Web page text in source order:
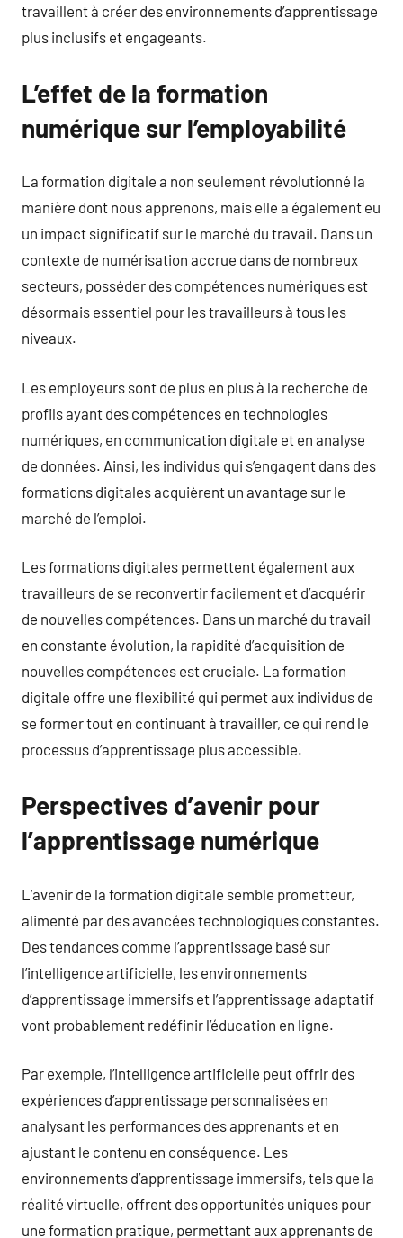
travaillent à créer des environnements d’apprentissage
plus inclusifs et engageants.
L’effet de la formation
numérique sur l’employabilité
La formation digitale a non seulement révolutionné la
manière dont nous apprenons, mais elle a également eu
un impact significatif sur le marché du travail. Dans un
contexte de numérisation accrue dans de nombreux
secteurs, posséder des compétences numériques est
désormais essentiel pour les travailleurs à tous les
niveaux.
Les employeurs sont de plus en plus à la recherche de
profils ayant des compétences en technologies
numériques, en communication digitale et en analyse
de données. Ainsi, les individus qui s’engagent dans des
formations digitales acquièrent un avantage sur le
marché de l’emploi.
Les formations digitales permettent également aux
travailleurs de se reconvertir facilement et d’acquérir
de nouvelles compétences. Dans un marché du travail
en constante évolution, la rapidité d’acquisition de
nouvelles compétences est cruciale. La formation
digitale offre une flexibilité qui permet aux individus de
se former tout en continuant à travailler, ce qui rend le
processus d’apprentissage plus accessible.
Perspectives d’avenir pour
l’apprentissage numérique
L’avenir de la formation digitale semble prometteur,
alimenté par des avancées technologiques constantes.
Des tendances comme l’apprentissage basé sur
l’intelligence artificielle, les environnements
d’apprentissage immersifs et l’apprentissage adaptatif
vont probablement redéfinir l’éducation en ligne.
Par exemple, l’intelligence artificielle peut offrir des
expériences d’apprentissage personnalisées en
analysant les performances des apprenants et en
ajustant le contenu en conséquence. Les
environnements d’apprentissage immersifs, tels que la
réalité virtuelle, offrent des opportunités uniques pour
une formation pratique, permettant aux apprenants de